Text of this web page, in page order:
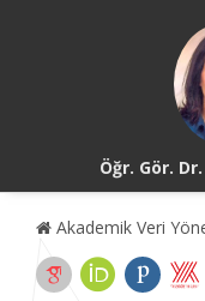
Öğr. Gör. Dr.
Akademik Veri